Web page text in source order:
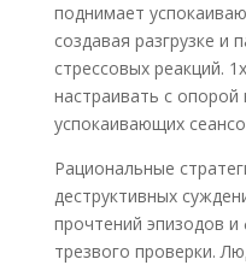
поднимает
создавая разгрузке и
стрессовых реакций.
настраивать с опорой
успокаивающих
Рациональные
деструктивных
прочтений эпизодов
трезвого проверки.